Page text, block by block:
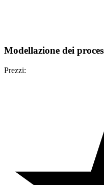
Modellazione dei
Prezzi: